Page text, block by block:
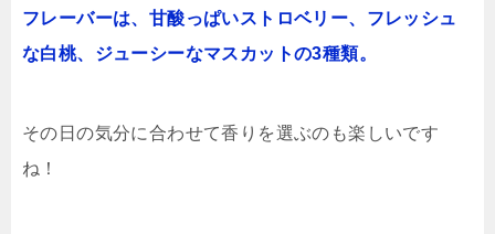
フレーバーは、甘酸っぱいストロベリー、フレッシュ
な白桃、ジューシーなマスカットの3種類。
その日の気分に合わせて香りを選ぶのも楽しいです
ね！